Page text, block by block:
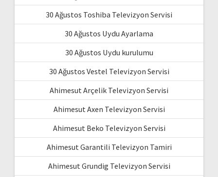
30 Ağustos Toshiba Televizyon Servisi
30 Ağustos Uydu Ayarlama
30 Ağustos Uydu kurulumu
30 Ağustos Vestel Televizyon Servisi
Ahimesut Arçelik Televizyon Servisi
Ahimesut Axen Televizyon Servisi
Ahimesut Beko Televizyon Servisi
Ahimesut Garantili Televizyon Tamiri
Ahimesut Grundig Televizyon Servisi